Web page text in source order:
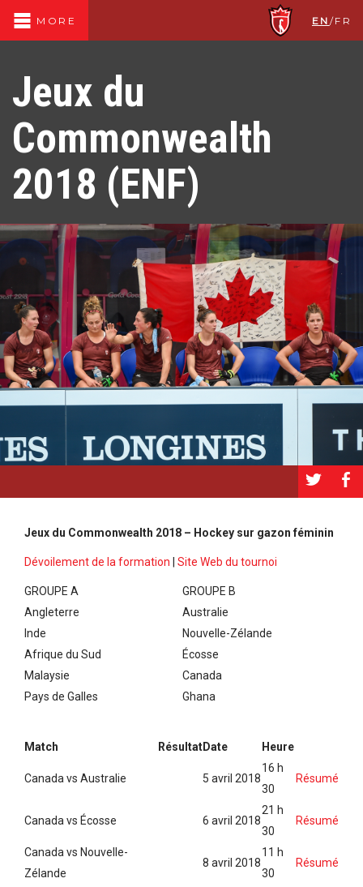
MORE EN /FR
Jeux du
Commonwealth
2018 (ENF)
a b
Jeux du Commonwealth 2018 – Hockey sur gazon féminin
Dévoilement de la formation Site Web du tournoi
GROUPE A
GROUPE B
Angleterre
Australie
Inde
Nouvelle-Zélande
Afrique du Sud
Écosse
Malaysie
Canada
Pays de Galles
Ghana
Match RésultatDate Heure
Canada vs Australie 5 avril 2018
16 h
30
Résumé
Canada vs Écosse 6 avril 2018
21 h
30
Résumé
Canada vs Nouvelle-
Zélande
8 avril 2018
11 h
30
Résumé